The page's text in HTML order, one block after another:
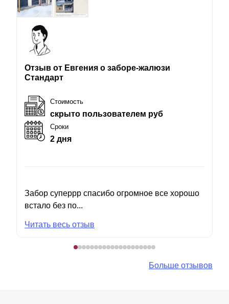
Отзыв от Евгения о заборе-жалюзи
Стандарт
Стоимость
скрыто пользователем руб
Сроки
2 дня
Забор суперрр спасибо огромное все хорошо
встало без по...
Читать весь отзыв
Больше отзывов